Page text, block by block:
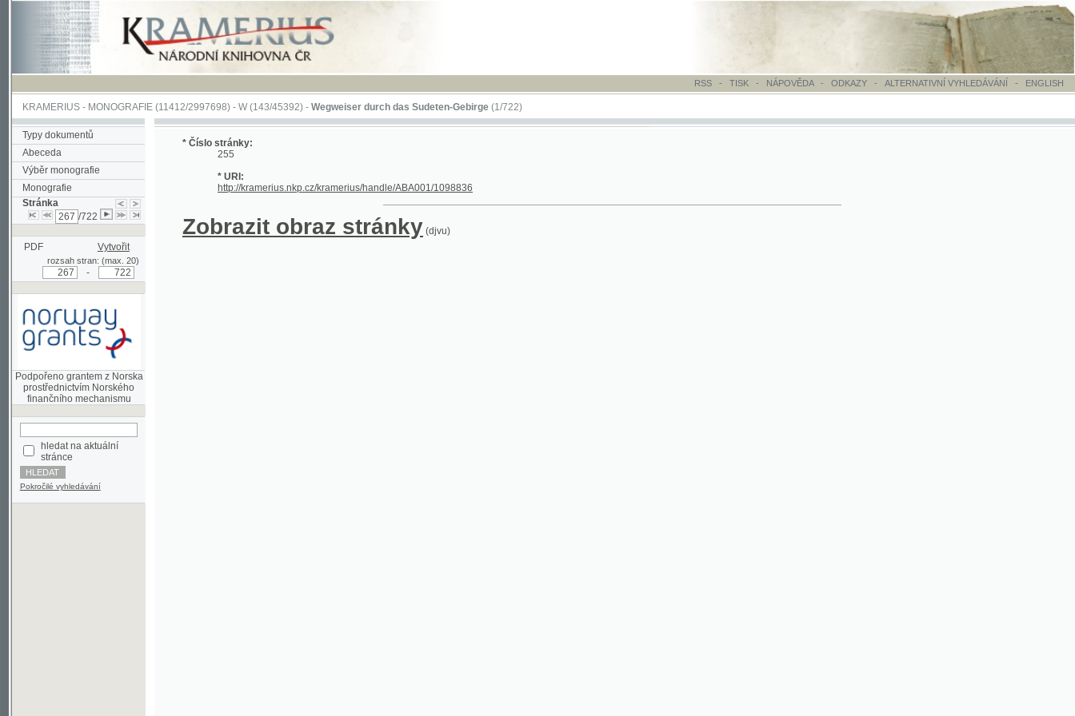
RSS - TISK-NÁPOVĚDA - ODKAZY - ALTERNATIVNÍ VYHLEDÁVÁNÍ- ENGLISH
KRAMERIUS-MONOGRAFIE(11412/2997698) -W (143/45392)-Wegweiser durch das Sudeten-Gebirge(1/722)
Typy dokumentů
Abeceda
Výběr monografie
Monografie
Stránka
/722
PDF Vytvořit
rozsah stran: (max. 20)
Podpořeno grantem z Norska
prostřednictvím Norského
hledat na aktuální
stránce
Pokročilé vyhledávání
* Číslo stránky:
255
* URI:
http://kramerius.nkp.cz/kramerius/handle/ABA001/1098836
Zobrazit obraz stránky